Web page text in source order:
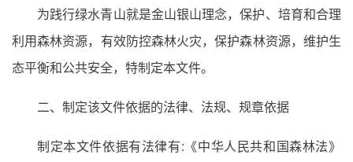
为践行绿水青山就是金山银山理念，保护、培育和合理
利用森林资源，有效防控森林火灾，保护森林资源，维护生
态平衡和公共安全，特制定本文件。
二、制定该文件依据的法律、法规、规章依据
制定本文件依据有法律有:《中华人民共和国森林法》